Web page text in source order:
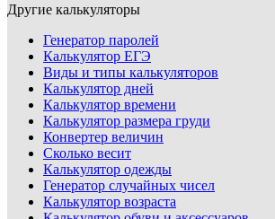
Другие калькуляторы
Генератор паролей
Калькулятор ЕГЭ
Виды и типы калькуляторов
Калькулятор дней
Калькулятор времени
Калькулятор размера груди
Конвертер величин
Сколько весит
Калькулятор одежды
Генератор случайных чисел
Калькулятор возраста